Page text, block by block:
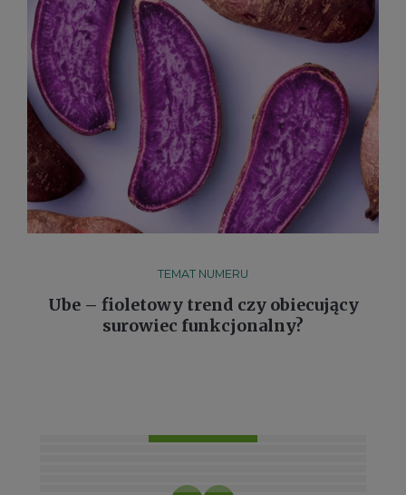
TEMAT NUMERU
Ube – fioletowy trend czy obiecujący
surowiec funkcjonalny?